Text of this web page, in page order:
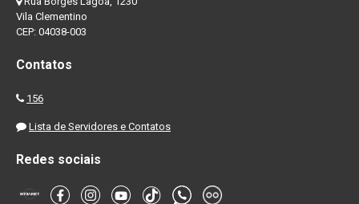
Vila Clementino
CEP: 04038-003
Contatos
156
Lista de Servidores e Contatos
Redes sociais